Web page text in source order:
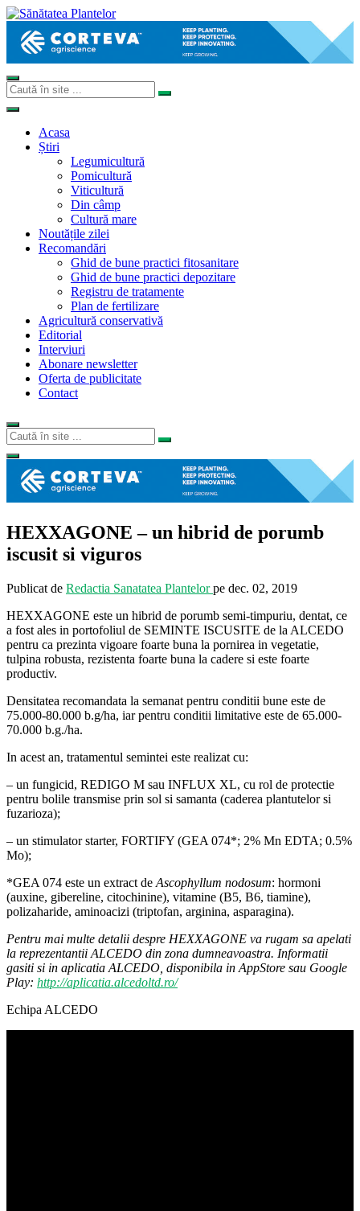
Acasa
Știri
Legumicultură
Pomicultură
Viticultură
Din câmp
Cultură mare
Noutățile zilei
Recomandări
Ghid de bune practici fitosanitare
Ghid de bune practici depozitare
Registru de tratamente
Plan de fertilizare
Agricultură conservativă
Editorial
Interviuri
Abonare newsletter
Oferta de publicitate
Contact
HEXXAGONE – un hibrid de porumb
iscusit si viguros
Publicat de Redactia Sanatatea Plantelorpe dec. 02, 2019
HEXXAGONE este un hibrid de porumb semi-timpuriu, dentat, ce
a fost ales in portofoliul de SEMINTE ISCUSITE de la ALCEDO
pentru ca prezinta vigoare foarte buna la pornirea in vegetatie,
tulpina robusta, rezistenta foarte buna la cadere si este foarte
productiv.
Densitatea recomandata la semanat pentru conditii bune este de
75.000-80.000 b.g/ha, iar pentru conditii limitative este de 65.000-
70.000 b.g./ha.
In acest an, tratamentul semintei este realizat cu:
– un fungicid, REDIGO M sau INFLUX XL, cu rol de protectie
pentru bolile transmise prin sol si samanta (caderea plantutelor si
fuzarioza);
– un stimulator starter, FORTIFY (GEA 074*; 2% Mn EDTA; 0.5%
Mo);
*GEA 074 este un extract de Ascophyllum nodosum: hormoni
(auxine, gibereline, citochinine), vitamine (B5, B6, tiamine),
polizaharide, aminoacizi (triptofan, arginina, asparagina).
Pentru mai multe detalii despre HEXXAGONE va rugam sa apelati
la reprezentantii ALCEDO din zona dumneavoastra. Informatii
gasiti si in aplicatia ALCEDO, disponibila in AppStore sau Google
Play: http://aplicatia.alcedoltd.ro/
Echipa ALCEDO